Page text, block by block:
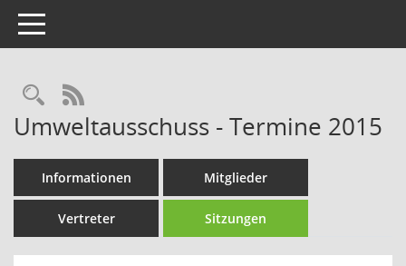
Toggle navigation
Rechercheauswahl
RSS-Feed
Umweltausschuss - Termine 2015
Informationen Mitglieder
Vertreter Sitzungen